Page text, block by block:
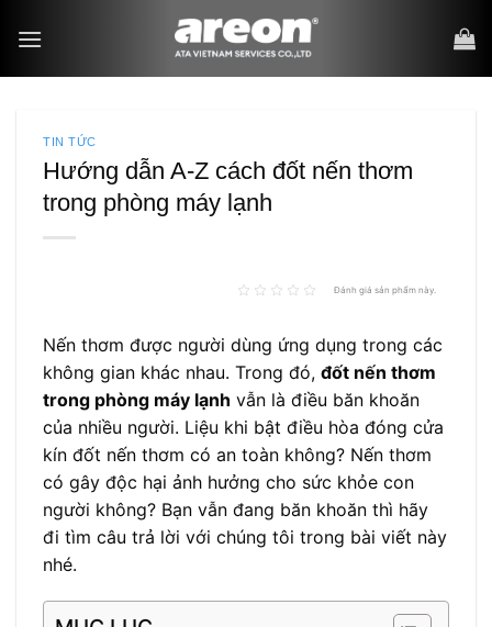
qua
TIN TỨC
Hướng dẫn A-Z cách đốt nến thơm
trong phòng máy lạnh
Đánh giá sản phẩm này.
Nến thơm được người dùng ứng dụng trong các
không gian khác nhau. Trong đó, đốt nến thơm
trong phòng máy lạnh vẫn là điều băn khoăn
của nhiều người. Liệu khi bật điều hòa đóng cửa
kín đốt nến thơm có an toàn không? Nến thơm
có gây độc hại ảnh hưởng cho sức khỏe con
người không? Bạn vẫn đang băn khoăn thì hãy
đi tìm câu trả lời với chúng tôi trong bài viết này
nhé.